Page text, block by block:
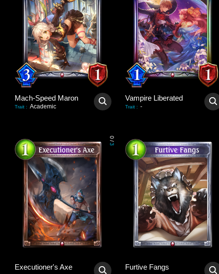
Mach-Speed Maron
Trait : Academic
Vampire Liberated
Trait : -
0
/
3
Executioner's Axe Furtive Fangs